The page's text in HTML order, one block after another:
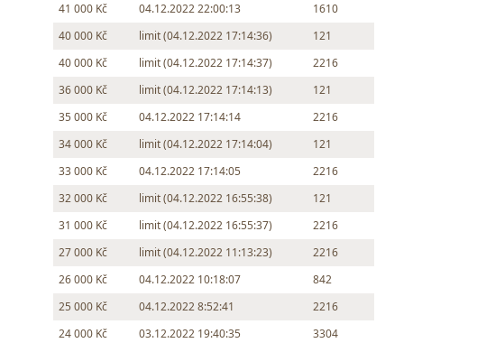
41 000 Kč
04.12.2022 22:00:13
1610
40 000 Kč
limit (04.12.2022 17:14:36)
121
40 000 Kč
limit (04.12.2022 17:14:37)
2216
36 000 Kč
limit (04.12.2022 17:14:13)
121
35 000 Kč
04.12.2022 17:14:14
2216
34 000 Kč
limit (04.12.2022 17:14:04)
121
33 000 Kč
04.12.2022 17:14:05
2216
32 000 Kč
limit (04.12.2022 16:55:38)
121
31 000 Kč
limit (04.12.2022 16:55:37)
2216
27 000 Kč
limit (04.12.2022 11:13:23)
2216
26 000 Kč
04.12.2022 10:18:07
842
25 000 Kč
04.12.2022 8:52:41
2216
24 000 Kč
03.12.2022 19:40:35
3304